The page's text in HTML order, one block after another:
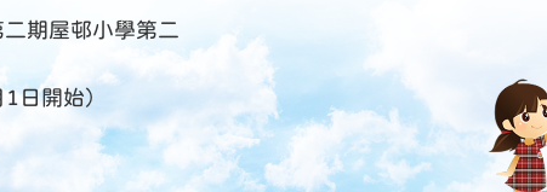
期屋邨小學第二
日開始）